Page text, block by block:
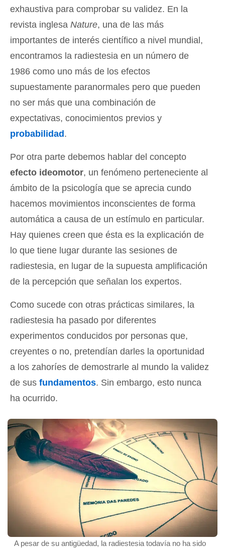
exhaustiva para comprobar su validez. En la
revista inglesa Nature, una de las más
importantes de interés científico a nivel mundial,
encontramos la radiestesia en un número de
1986 como uno más de los efectos
supuestamente paranormales pero que pueden
no ser más que una combinación de
expectativas, conocimientos previos y
probabilidad.
Por otra parte debemos hablar del concepto
efecto ideomotor, un fenómeno perteneciente al
ámbito de la psicología que se aprecia cundo
hacemos movimientos inconscientes de forma
automática a causa de un estímulo en particular.
Hay quienes creen que ésta es la explicación de
lo que tiene lugar durante las sesiones de
radiestesia, en lugar de la supuesta amplificación
de la percepción que señalan los expertos.
Como sucede con otras prácticas similares, la
radiestesia ha pasado por diferentes
experimentos conducidos por personas que,
creyentes o no, pretendían darles la oportunidad
a los zahoríes de demostrarle al mundo la validez
de sus fundamentos. Sin embargo, esto nunca
ha ocurrido.
A pesar de su antigüedad, la radiestesia todavía no ha sido